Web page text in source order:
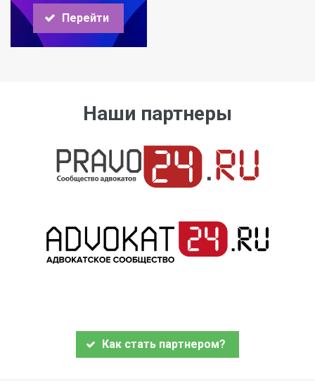
Перейти
Наши партнеры
Как стать партнером?